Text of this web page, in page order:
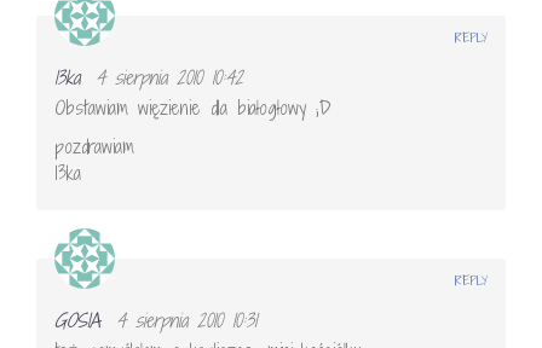
13ka
4 sierpnia 2010 10:42
Obstawiam więzienie dla białogłowy ;D
pozdrawiam
13ka
REPLY
GOSIA
4 sierpnia 2010 10:31
REPLY